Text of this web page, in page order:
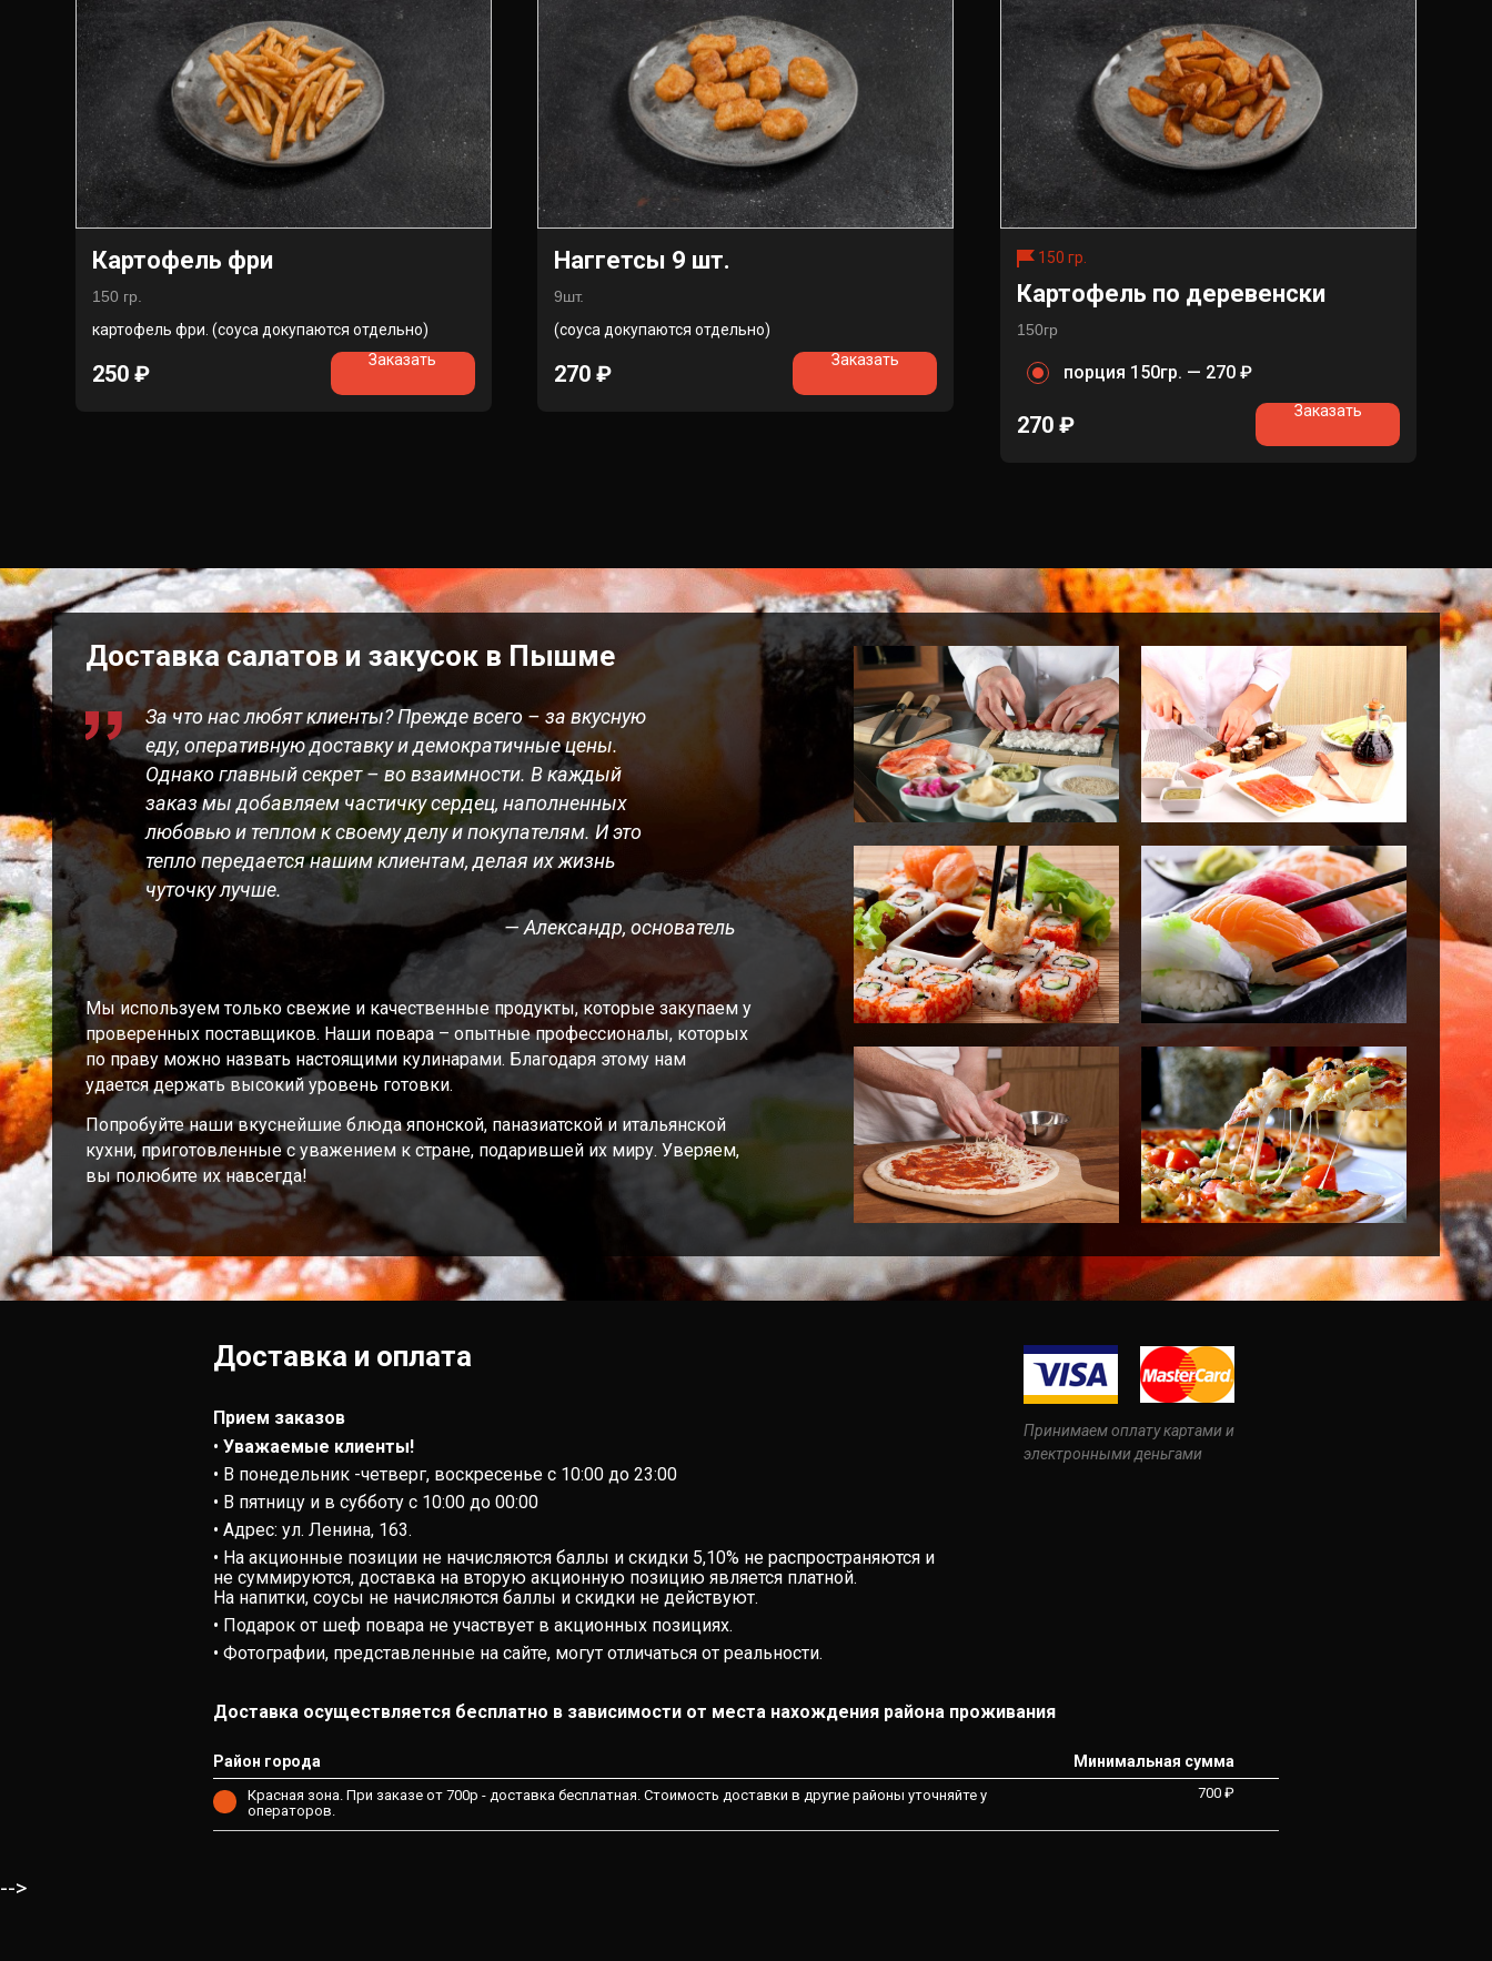
Картофель фри
150 гр.
картофель фри. (соуса докупаются отдельно)
250₽
Заказать
Наггетсы 9 шт.
9шт.
(соуса докупаются отдельно)
270 ₽
Заказать
150 гр.
Картофель по деревенски
150гр
порция 150гр. — 270 ₽
270 ₽
Заказать
Доставка салатов и закусок в Пышме
За что нас любят клиенты? Прежде всего – за вкусную
еду, оперативную доставку и демократичные цены.
Однако главный секрет – во взаимности. В каждый
заказ мы добавляем частичку сердец, наполненных
любовью и теплом к своему делу и покупателям. И это
тепло передается нашим клиентам, делая их жизнь
чуточку лучше.
— Александр, основатель
Мы используем только свежие и качественные продукты, которые закупаем у
проверенных поставщиков. Наши повара – опытные профессионалы, которых
по праву можно назвать настоящими кулинарами. Благодаря этому нам
удается держать высокий уровень готовки.
Попробуйте наши вкуснейшие блюда японской, паназиатской и итальянской
кухни, приготовленные с уважением к стране, подарившей их миру. Уверяем,
вы полюбите их навсегда!
Доставка и оплата
Прием заказов
• Уважаемые клиенты!
• В понедельник -четверг, воскресенье с 10:00 до 23:00
• В пятницу и в субботу с 10:00 до 00:00
• Адрес: ул. Ленина, 163.
• На акционные позиции не начисляются баллы и скидки 5,10% не распространяются и
не суммируются, доставка на вторую акционную позицию является платной.
На напитки, соусы не начисляются баллы и скидки не действуют.
• Подарок от шеф повара не участвует в акционных позициях.
• Фотографии, представленные на сайте, могут отличаться от реальности.
Принимаем оплату картами и
электронными деньгами
Доставка осуществляется бесплатно в зависимости от места нахождения района проживания
Район города Минимальная сумма
Красная зона. При заказе от 700р - доставка бесплатная. Стоимость доставки в другие районы уточняйте у
операторов.
700 ₽
-->